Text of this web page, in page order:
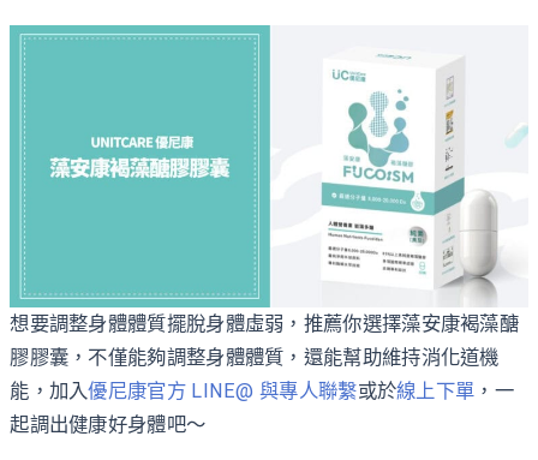
想要調整身體體質擺脫身體虛弱，推薦你選擇藻安康褐藻醣
膠膠囊，不僅能夠調整身體體質，還能幫助維持消化道機
能，加入優尼康官方 LINE@ 與專人聯繫或於線上下單 ，一
起調出健康好身體吧～